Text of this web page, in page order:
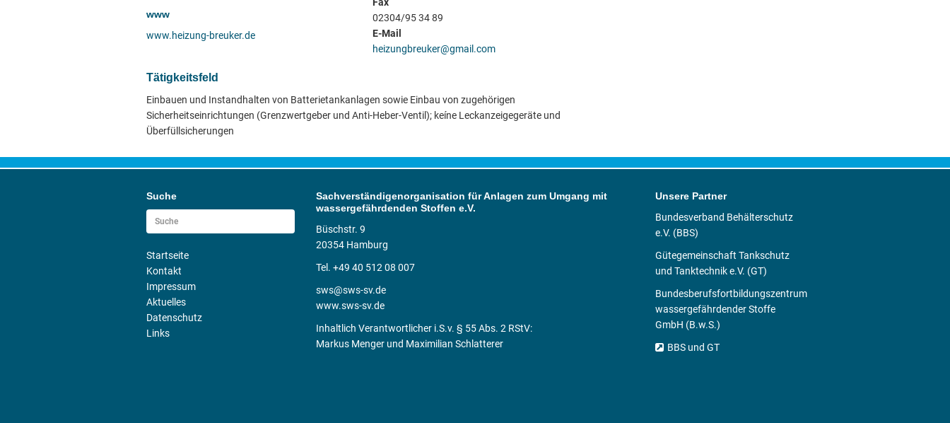
www
www.heizung-breuker.de
02304/95 34 89
E-Mail
heizungbreuker@gmail.com
Tätigkeitsfeld
Einbauen und Instandhalten von Batterietankanlagen sowie Einbau von zugehörigen
Sicherheitseinrichtungen (Grenzwertgeber und Anti-Heber-Ventil); keíne Leckanzeigegeräte und
Überfüllsicherungen
Suche
Startseite
Kontakt
Impressum
Aktuelles
Datenschutz
Links
Sachverständigenorganisation für Anlagen zum Umgang mit
wassergefährdenden Stoffen e.V.
Büschstr. 9
20354 Hamburg
Tel. +49 40 512 08 007
sws@sws-sv.de
www.sws-sv.de
Inhaltlich Verantwortlicher i.S.v. § 55 Abs. 2 RStV:
Markus Menger und Maximilian Schlatterer
Unsere Partner
Bundesverband Behälterschutz
e.V. (BBS)
Gütegemeinschaft Tankschutz
und Tanktechnik e.V. (GT)
Bundesberufsfortbildungszentrum
wassergefährdender Stoffe
GmbH (B.w.S.)
BBS und GT